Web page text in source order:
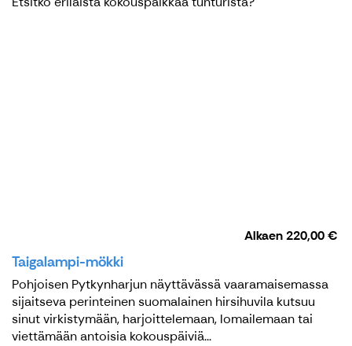
Alkaen220,00 €
Taigalampi-mökki
Pohjoisen Pytkynharjun näyttävässä vaaramaisemassa
sijaitseva perinteinen suomalainen hirsihuvila kutsuu
sinut virkistymään, harjoittelemaan, lomailemaan tai
viettämään antoisia kokouspäiviä...